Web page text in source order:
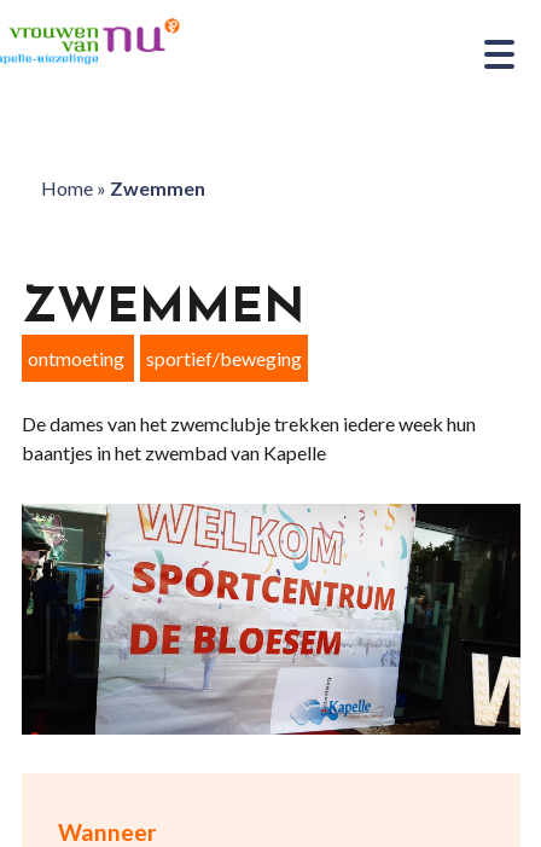
Home» Zwemmen
Wanneer
ZWEMMEN
ontmoeting sportief/beweging
De dames van het zwemclubje trekken iedere week hun
baantjes in het zwembad van Kapelle